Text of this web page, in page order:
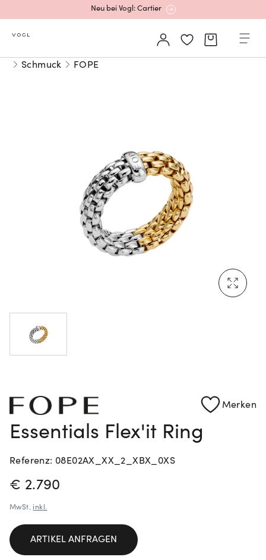
Neu bei Vogl: Uhren von Grand Seiko
Neu bei Vogl: Cartier
Schmuck FOPE
Merken
Essentials Flex'it Ring
Referenz: 08E02AX_XX_2_XBX_0XS
PREISINFORMATIONEN
€ 2.790
MwSt. inkl.
ARTIKEL ANFRAGEN